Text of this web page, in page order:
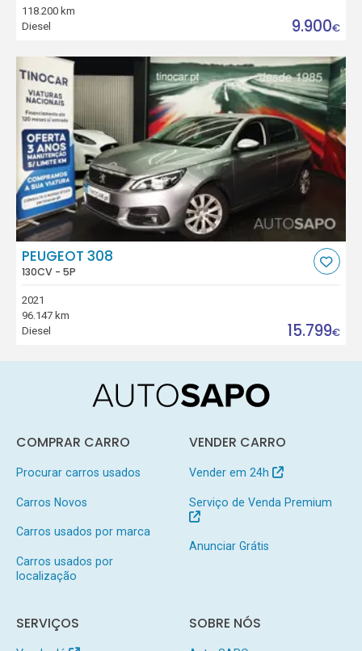
118.200 km
Diesel
9.900€
PEUGEOT 308
130CV - 5P
2021
96.147 km
Diesel
15.799€
COMPRAR CARRO
Procurar carros usados
Carros Novos
Carros usados por marca
Carros usados por
localização
VENDER CARRO
Vender em 24h
Serviço de Venda Premium
Anunciar Grátis
SERVIÇOS SOBRE NÓS